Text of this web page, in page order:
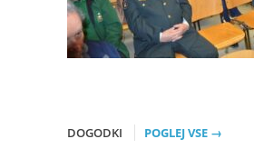
DOGODKI POGLEJ VSE →